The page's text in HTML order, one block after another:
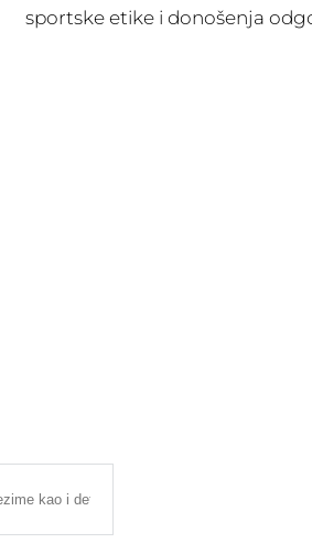
sportske etike i donošenja